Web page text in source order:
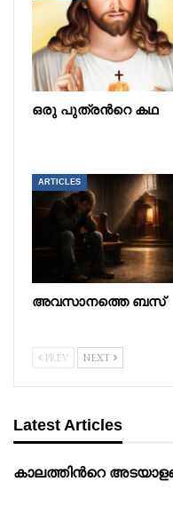
ഒരു പുത്രൻറെ കഥ
ARTICLES
അവസാനത്തെ ബസ്
PREV NEXT
Latest Articles
കാലത്തിൻറെ